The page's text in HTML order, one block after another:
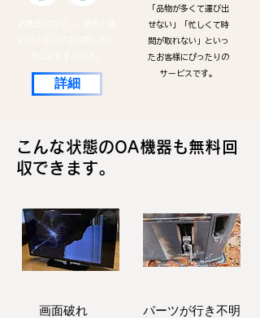
詳細
「品物が多くて運び出
せない」「忙しくて時
間が取れない」といっ
たお客様にぴったりの
サービスです。
こんな状態のOA機器も無料回
収できます。
画面破れ パーツが行き不明